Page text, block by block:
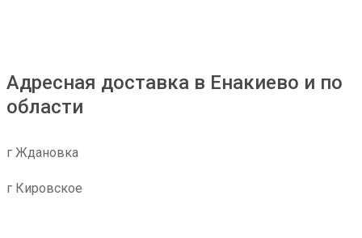
Адресная доставка в Енакиево и по
области
г Ждановка
г Кировское